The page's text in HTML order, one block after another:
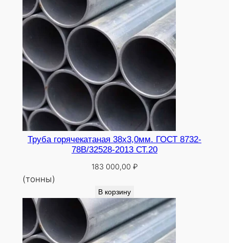
Труба горячекатаная 38х3,0мм. ГОСТ 8732-
78В/32528-2013 СТ.20
183 000,00 ₽
(тонны)
В корзину